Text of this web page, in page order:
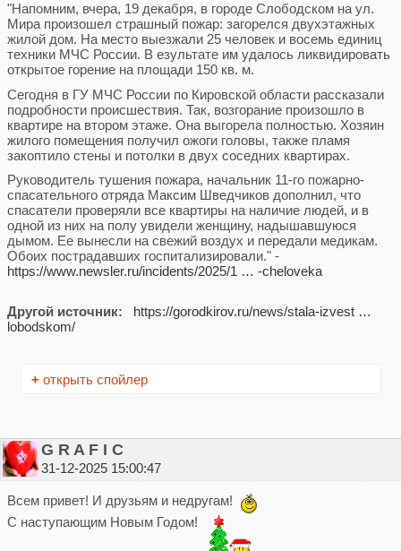
"Напомним, вчера, 19 декабря, в городе Слободском на ул.
Мира произошел страшный пожар: загорелся двухэтажных
жилой дом. На место выезжали 25 человек и восемь единиц
техники МЧС России. В езультате им удалось ликвидировать
открытое горение на площади 150 кв. м.
Сегодня в ГУ МЧС России по Кировской области рассказали
подробности происшествия. Так, возгорание произошло в
квартире на втором этаже. Она выгорела полностью. Хозяин
жилого помещения получил ожоги головы, также пламя
закоптило стены и потолки в двух соседних квартирах.
Руководитель тушения пожара, начальник 11-го пожарно-
спасательного отряда Максим Шведчиков дополнил, что
спасатели проверяли все квартиры на наличие людей, и в
одной из них на полу увидели женщину, надышавшуюся
дымом. Ее вынесли на свежий воздух и передали медикам.
Обоих пострадавших госпитализировали." -
https://www.newsler.ru/incidents/2025/1 … -cheloveka
Другой источник:
https://gorodkirov.ru/news/stala-izvest …
lobodskom/
+открыть спойлер
G R A F I C
31-12-2025 15:00:47
Всем привет! И друзьям и недругам!
С наступающим Новым Годом!